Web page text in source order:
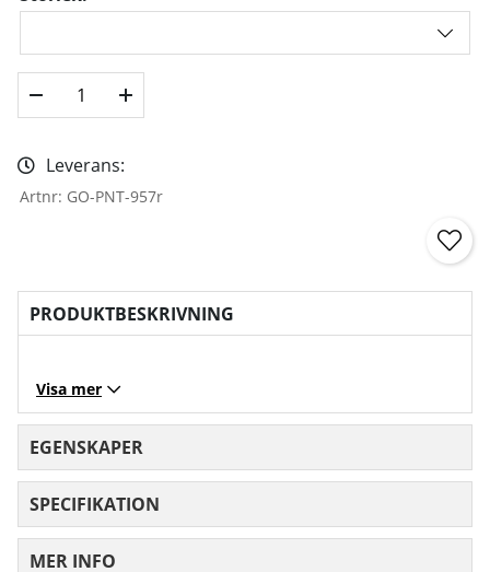
Leverans:
Artnr: GO-PNT-957r
PRODUKTBESKRIVNING
Visa mer
EGENSKAPER
SPECIFIKATION
MER INFO